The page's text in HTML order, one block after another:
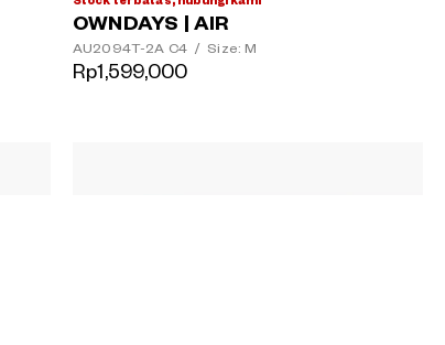
OWNDAYS | AIR
AU2094T-2A C4 / Size: M
Rp1,599,000